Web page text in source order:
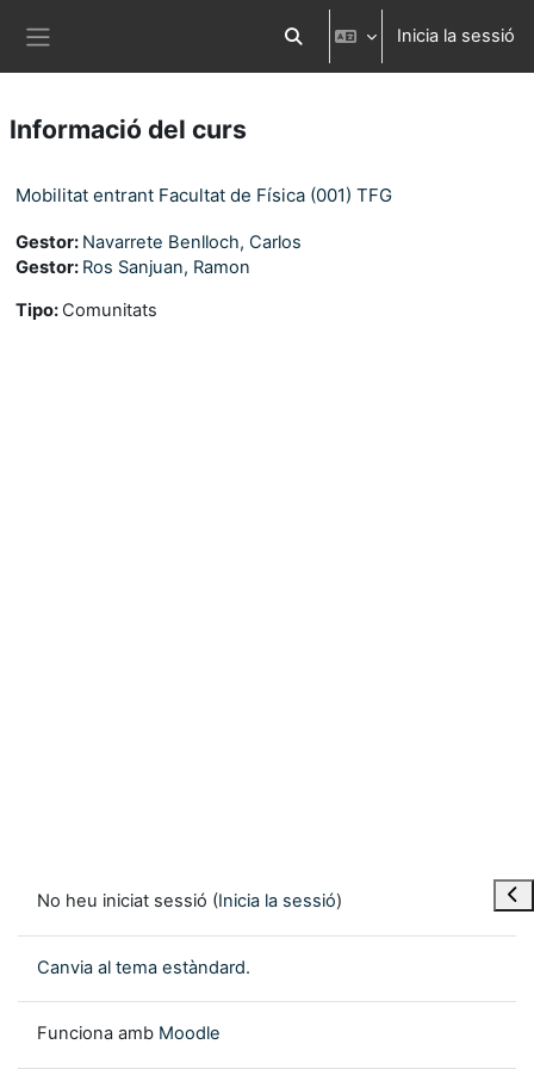
Commuta l'entrada de la cerca
Inicia la sessió
Informació del curs
Mobilitat entrant Facultat de Física (001) TFG
Gestor: Navarrete Benlloch, Carlos
Gestor: Ros Sanjuan, Ramon
Tipo: Comunitats
No heu iniciat sessió (Inicia la sessió)
Canvia al tema estàndard.
Funciona amb Moodle